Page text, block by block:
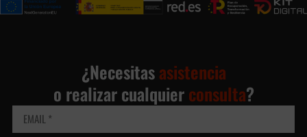
¿Necesitasasistencia
o realizar cualquierconsulta?